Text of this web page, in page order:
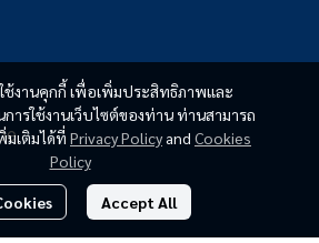
ช้งานคุกกี้ เพื่อเพิ่มประสิทธิภาพและ
ารใช้งานเว็บไซต์ของท่าน ท่านสามารถ
มเติมได้ที่ Privacy Policyand Cookies
Policy
Accept All